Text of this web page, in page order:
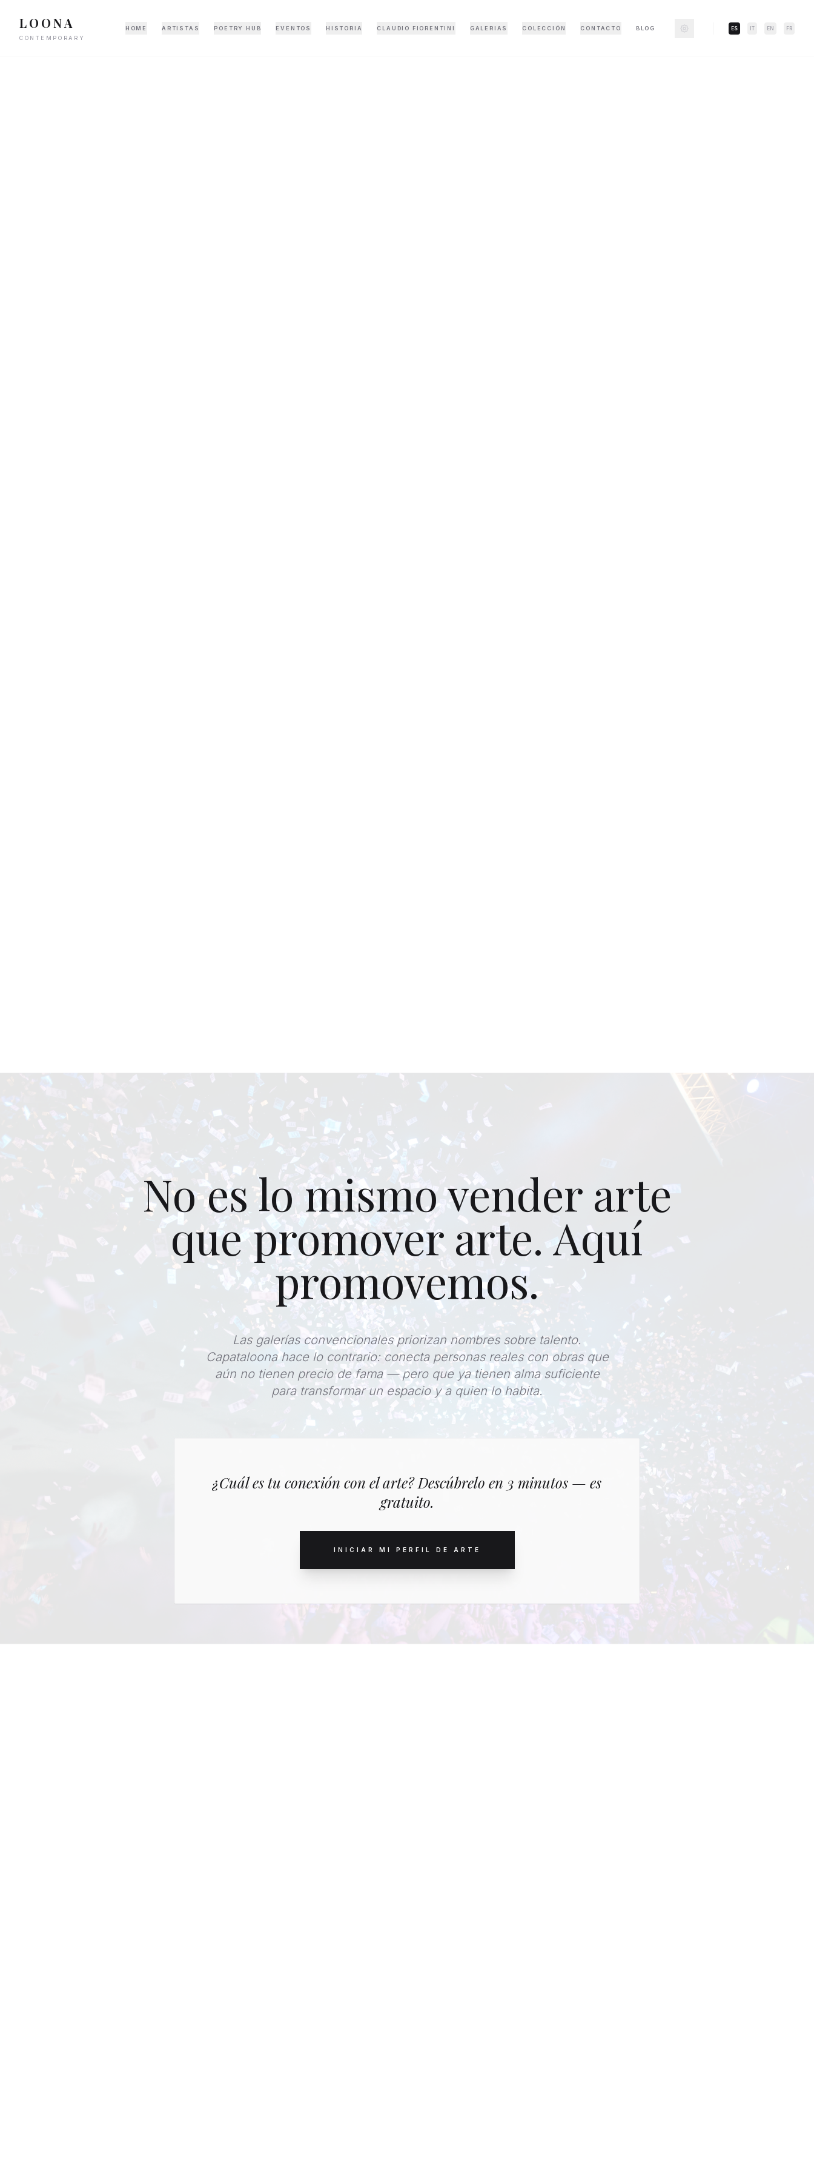
LOONA
CONTEMPORARY
HOME ARTISTAS POETRY HUB EVENTOS HISTORIA CLAUDIO FIORENTINI GALERIAS COLECCIÓN CONTACTO BLOG ES IT EN FR
No es lo mismo vender arte
que promover arte. Aquí
promovemos.
Las galerías convencionales priorizan nombres sobre talento.
Capataloona hace lo contrario: conecta personas reales con obras que
aún no tienen precio de fama — pero que ya tienen alma suficiente
para transformar un espacio y a quien lo habita.
¿Cuál es tu conexión con el arte? Descúbrelo en 3 minutos — es
gratuito.
INICIAR MI PERFIL DE ARTE